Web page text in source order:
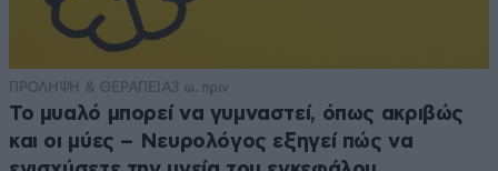
ΠΡΟΛΗΨΗ & ΘΕΡΑΠΕΙΑ3 ω. πριν
Το μυαλό μπορεί να γυμναστεί, όπως ακριβώς
και οι μύες – Νευρολόγος εξηγεί πώς να